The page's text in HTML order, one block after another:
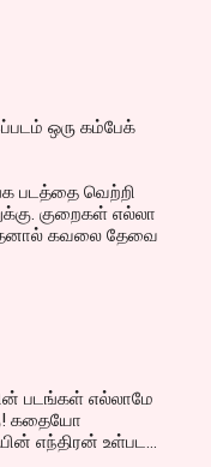
ஒரு கம்பேக்
படத்தை வெற்றி
குறைகள் எல்லா
கவலை தேவை
படங்கள் எல்லாமே
கதையோ
எந்திரன் உள்பட...